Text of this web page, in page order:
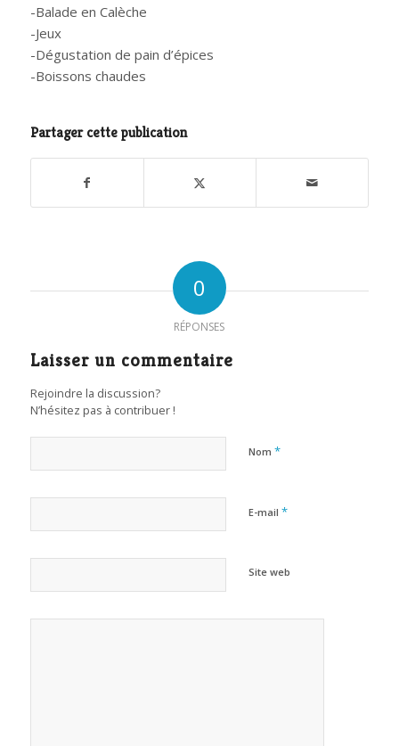
-Balade en Calèche
-Jeux
-Dégustation de pain d’épices
-Boissons chaudes
Partager cette publication
0
RÉPONSES
Laisser un commentaire
Rejoindre la discussion?
N’hésitez pas à contribuer !
Nom *
E-mail *
Site web